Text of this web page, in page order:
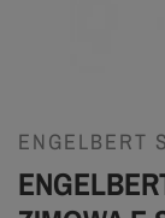
ENGELBERT